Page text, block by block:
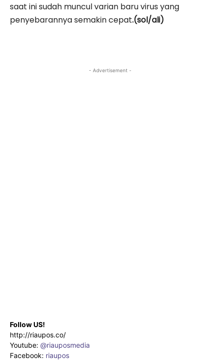
saat ini sudah muncul varian baru virus yang
penyebarannya semakin cepat.(sol/ali)
- Advertisement -
Follow US!
http://riaupos.co/
Youtube: @riauposmedia
Facebook: riaupos